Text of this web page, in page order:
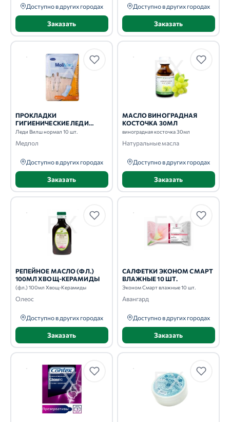
Доступно в других городах
Заказать
Доступно в других городах
Заказать
ПРОКЛАДКИ
ГИГИЕНИЧЕСКИЕ ЛЕДИ
ВИЛШ НОРМАЛ 10 ШТ.
Леди Вилш нормал 10 шт.
Медпол
Доступно в других городах
Заказать
МАСЛО ВИНОГРАДНАЯ
КОСТОЧКА 30МЛ
виноградная косточка 30мл
Натуральные масла
Доступно в других городах
Заказать
РЕПЕЙНОЕ МАСЛО (ФЛ.)
100МЛ ХВОЩ-КЕРАМИДЫ
(фл.) 100мл Хвощ-Керамиды
Олеос
Доступно в других городах
Заказать
САЛФЕТКИ ЭКОНОМ СМАРТ
ВЛАЖНЫЕ 10 ШТ.
Эконом Смарт влажные 10 шт.
Авангард
Доступно в других городах
Заказать